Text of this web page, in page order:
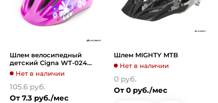
Шлем велосипедный
детский Cigna WT-024
(чёрный/красный)
Нет в наличии
105.6 руб.
От 7.3 руб./мес
Шлем MIGHTY MTB
Нет в наличии
0 руб.
От 0 руб./мес